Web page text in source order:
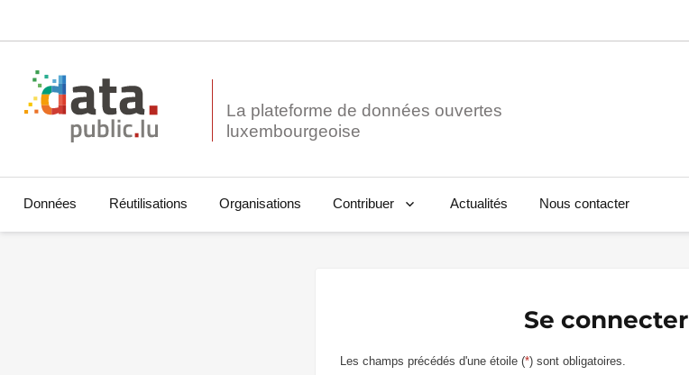
La plateforme de données ouvertes
Données Réutilisations Organisations Contribuer Actualités Nous contacter
Se connecter
Les champs précédés d'une étoile (*) sont obligatoires.